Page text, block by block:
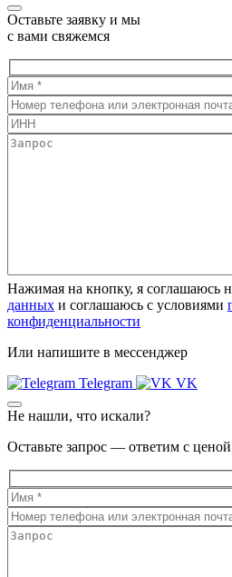
Оставьте заявку и мы
с вами свяжемся
Нажимая на кнопку, я соглашаюсь
данных и соглашаюсь с условиями
конфиденциальности
Или напишите в мессенджер
Telegram
VK
Не нашли, что искали?
Оставьте запрос — ответим с